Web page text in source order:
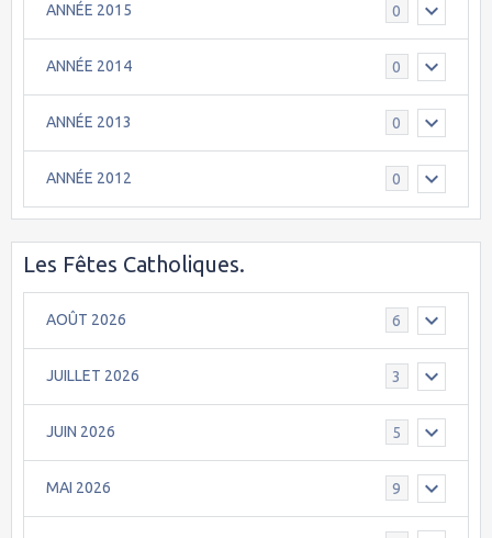
ANNÉE 2015 0
ANNÉE 2014 0
ANNÉE 2013 0
ANNÉE 2012 0
Les Fêtes Catholiques.
AOÛT 2026 6
JUILLET 2026 3
JUIN 2026 5
MAI 2026 9